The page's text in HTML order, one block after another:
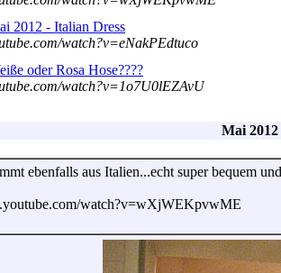
2012 - Italian Dress
watch?v=eNakPEdtuco
oder Rosa Hose????
watch?v=1o7U0lEZAvU
Mai
ebenfalls aus Italien...echt super bequem
watch?v=wXjWEKpvwME